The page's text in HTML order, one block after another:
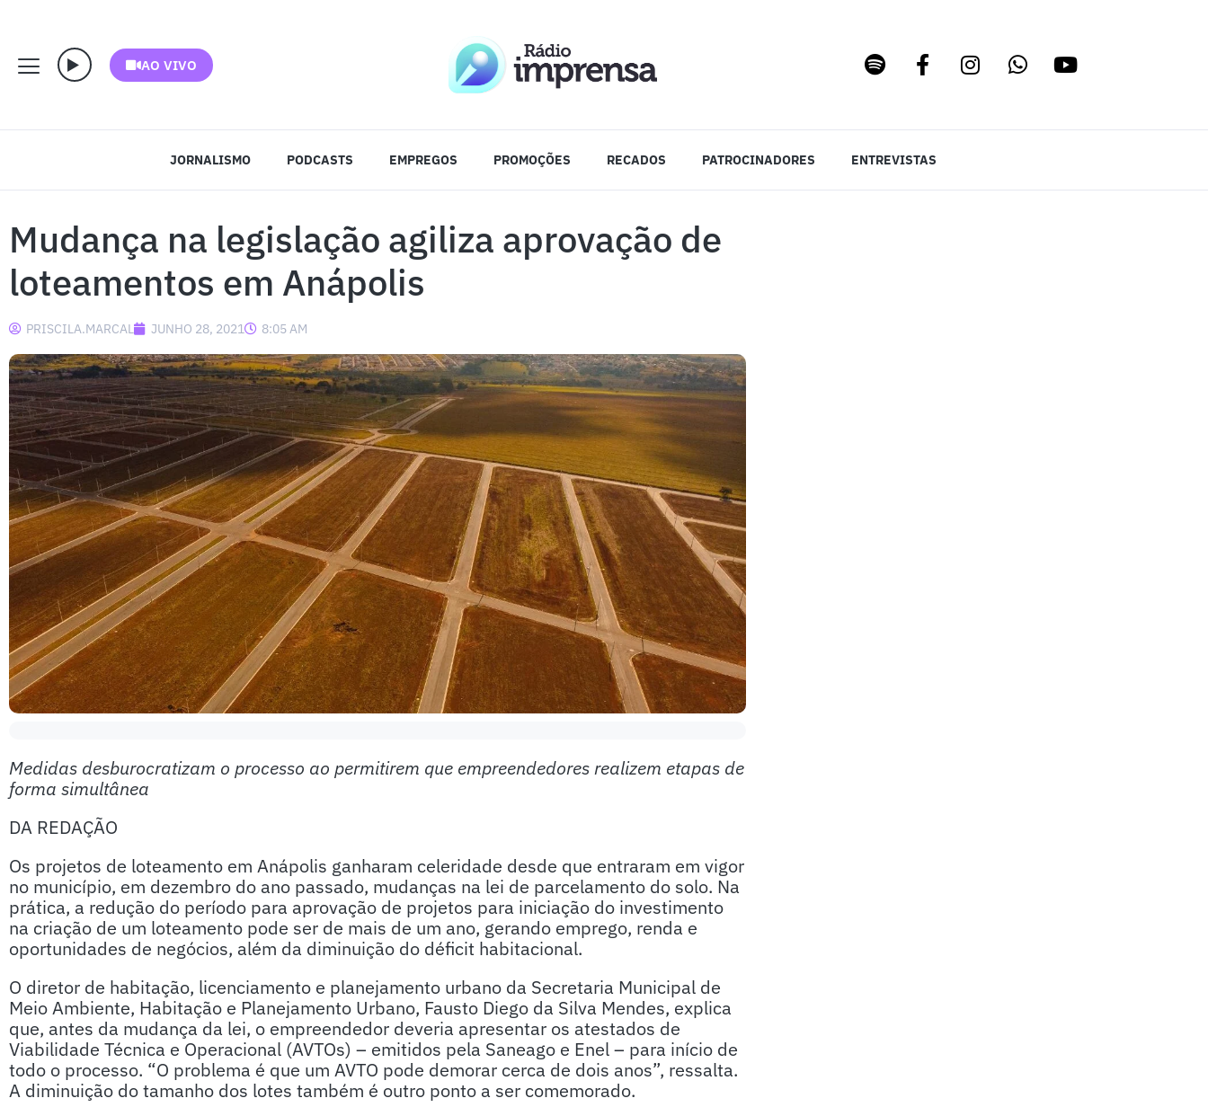
AO VIVO
JORNALISMO PODCASTS EMPREGOS PROMOÇÕES RECADOS PATROCINADORES ENTREVISTAS
Mudança na legislação agiliza aprovação de
loteamentos em Anápolis
PRISCILA.MARCAL JUNHO 28, 2021 8:05 AM
Medidas desburocratizam o processo ao permitirem que empreendedores realizem etapas de
forma simultânea
DA REDAÇÃO
Os projetos de loteamento em Anápolis ganharam celeridade desde que entraram em vigor
no município, em dezembro do ano passado, mudanças na lei de parcelamento do solo. Na
prática, a redução do período para aprovação de projetos para iniciação do investimento
na criação de um loteamento pode ser de mais de um ano, gerando emprego, renda e
oportunidades de negócios, além da diminuição do déficit habitacional.
O diretor de habitação, licenciamento e planejamento urbano da Secretaria Municipal de
Meio Ambiente, Habitação e Planejamento Urbano, Fausto Diego da Silva Mendes, explica
que, antes da mudança da lei, o empreendedor deveria apresentar os atestados de
Viabilidade Técnica e Operacional (AVTOs) – emitidos pela Saneago e Enel – para início de
todo o processo. “O problema é que um AVTO pode demorar cerca de dois anos”, ressalta.
A diminuição do tamanho dos lotes também é outro ponto a ser comemorado.